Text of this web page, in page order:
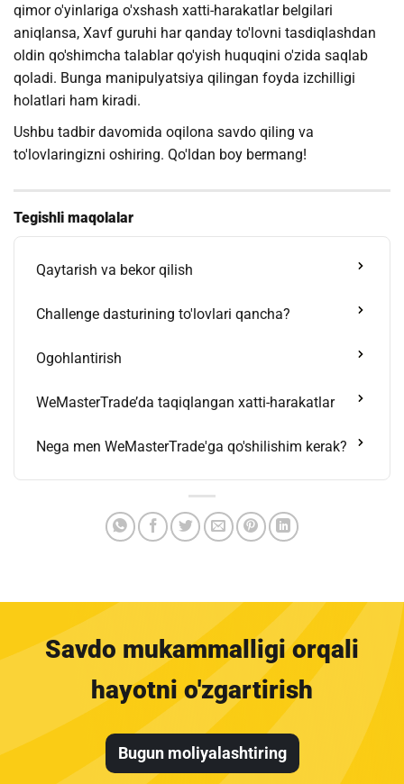
qimor o'yinlariga o'xshash xatti-harakatlar belgilari
aniqlansa, Xavf guruhi har qanday to'lovni tasdiqlashdan
oldin qo'shimcha talablar qo'yish huquqini o'zida saqlab
qoladi. Bunga manipulyatsiya qilingan foyda izchilligi
holatlari ham kiradi.
Ushbu tadbir davomida oqilona savdo qiling va
to'lovlaringizni oshiring. Qo'ldan boy bermang!
Tegishli maqolalar
Qaytarish va bekor qilish
Challenge dasturining to'lovlari qancha?
Ogohlantirish
WeMasterTrade’da taqiqlangan xatti-harakatlar
Nega men WeMasterTrade'ga qo'shilishim kerak?
Savdo mukammalligi orqali
hayotni o'zgartirish
Bugun moliyalashtiring